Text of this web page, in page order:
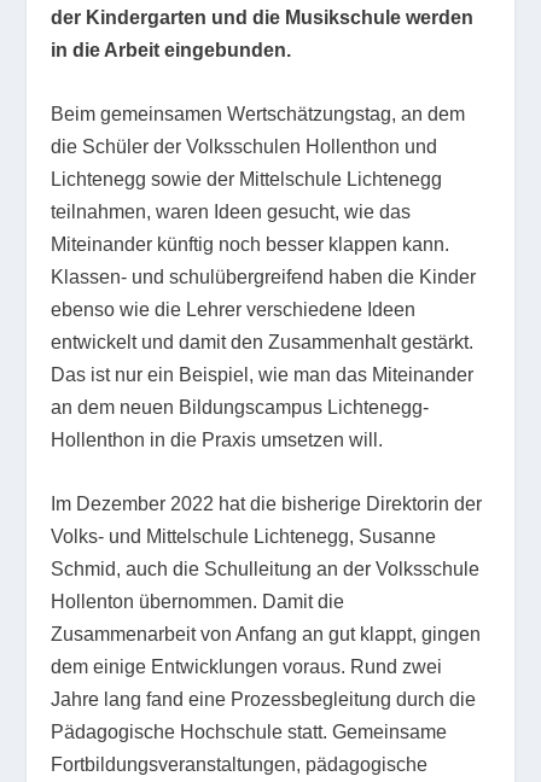
der Kindergarten und die Musikschule werden
in die Arbeit eingebunden.
Beim gemeinsamen Wertschätzungstag, an dem
die Schüler der Volksschulen Hollenthon und
Lichtenegg sowie der Mittelschule Lichtenegg
teilnahmen, waren Ideen gesucht, wie das
Miteinander künftig noch besser klappen kann.
Klassen- und schulübergreifend haben die Kinder
ebenso wie die Lehrer verschiedene Ideen
entwickelt und damit den Zusammenhalt gestärkt.
Das ist nur ein Beispiel, wie man das Miteinander
an dem neuen Bildungscampus Lichtenegg-
Hollenthon in die Praxis umsetzen will.
Im Dezember 2022 hat die bisherige Direktorin der
Volks- und Mittelschule Lichtenegg, Susanne
Schmid, auch die Schulleitung an der Volksschule
Hollenton übernommen. Damit die
Zusammenarbeit von Anfang an gut klappt, gingen
dem einige Entwicklungen voraus. Rund zwei
Jahre lang fand eine Prozessbegleitung durch die
Pädagogische Hochschule statt. Gemeinsame
Fortbildungsveranstaltungen, pädagogische